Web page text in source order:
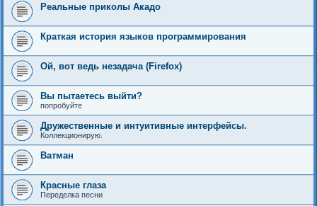
Реальные приколы Акадо
Краткая история языков программирования
Ой, вот ведь незадача (Firefox)
Вы пытаетесь выйти?
попробуйте
Дружественные и интуитивные интерфейсы.
Коллекционирую.
Ватман
Красные глаза
Переделка песни